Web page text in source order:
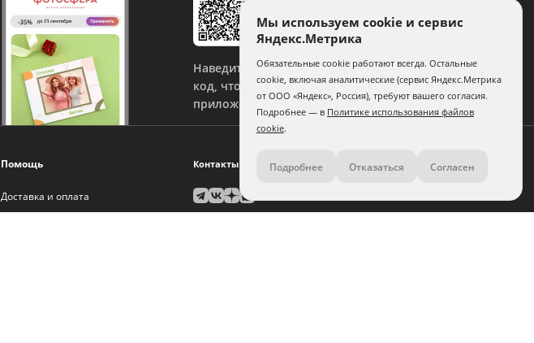
Наведите камеру на QR-
код, чтобы скачать
приложение.
Помощь
Доставка и оплата
Контакты
Мы используем cookie и сервис
Яндекс.Метрика
Обязательные cookie работают всегда. Остальные
cookie, включая аналитические (сервис Яндекс.Метрика
от ООО «Яндекс», Россия), требуют вашего согласия.
Подробнее — в Политике использования файлов
cookie.
Подробнее Отказаться Согласен